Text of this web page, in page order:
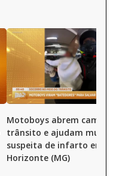
Motoboys abrem
trânsito e ajudam
suspeita de infarto em
Horizonte (MG)